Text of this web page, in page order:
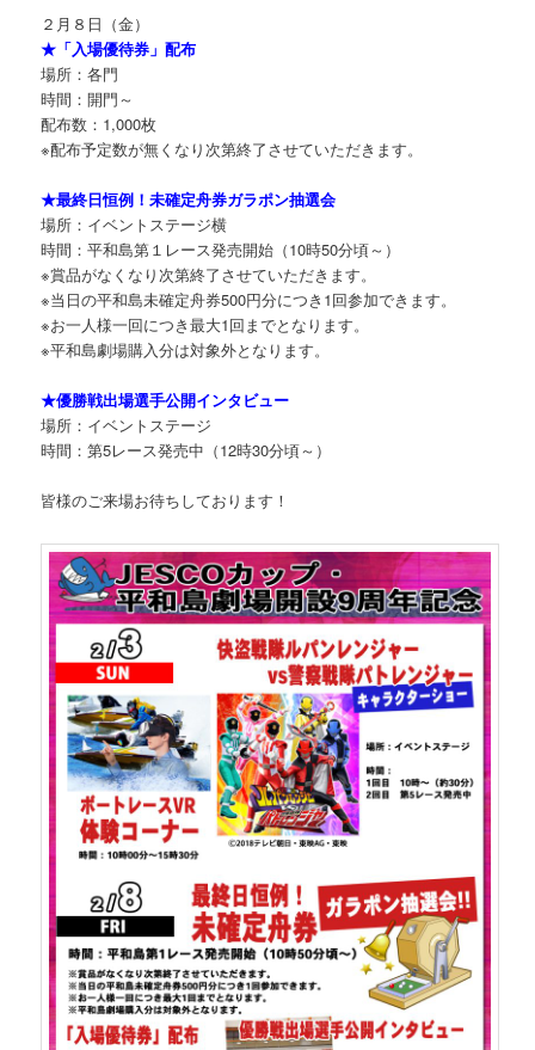
２月８日（金）
★「入場優待券」配布
場所：各門
時間：開門～
配布数：1,000枚
※配布予定数が無くなり次第終了させていただきます。
★最終日恒例！未確定舟券ガラポン抽選会
場所：イベントステージ横
時間：平和島第１レース発売開始（10時50分頃～）
※賞品がなくなり次第終了させていただきます。
※当日の平和島未確定舟券500円分につき1回参加できます。
※お一人様一回につき最大1回までとなります。
※平和島劇場購入分は対象外となります。
★優勝戦出場選手公開インタビュー
場所：イベントステージ
時間：第5レース発売中（12時30分頃～）
皆様のご来場お待ちしております！